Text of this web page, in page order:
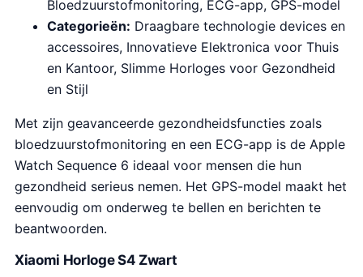
Bloedzuurstofmonitoring, ECG-app, GPS-model
Categorieën: Draagbare technologie devices en
accessoires, Innovatieve Elektronica voor Thuis
en Kantoor, Slimme Horloges voor Gezondheid
en Stijl
Met zijn geavanceerde gezondheidsfuncties zoals
bloedzuurstofmonitoring en een ECG-app is de Apple
Watch Sequence 6 ideaal voor mensen die hun
gezondheid serieus nemen. Het GPS-model maakt het
eenvoudig om onderweg te bellen en berichten te
beantwoorden.
Xiaomi Horloge S4 Zwart